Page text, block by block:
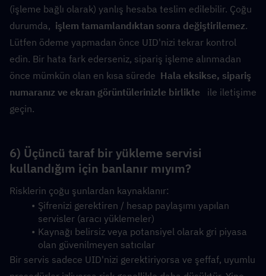
(işleme bağlı olarak) yanlış hesaba teslim edilebilir. Çoğu
durumda, işlem tamamlandıktan sonra değiştirilemez.
Lütfen ödeme yapmadan önce UID'nizi tekrar kontrol
edin. Bir hata fark ederseniz, sipariş işleme alınmadan
önce mümkün olan en kısa sürede Hala eksikse, sipariş
numaranız ve ekran görüntülerinizle birlikte
  ile iletişime
geçin.
6) Üçüncü taraf bir yükleme servisi
kullandığım için banlanır mıyım?
Risklerin çoğu şunlardan kaynaklanır:
Şifrenizi gerektiren / hesap paylaşımı yapılan
servisler (aracı yüklemeler)
Kaynağı belirsiz veya potansiyel olarak gri piyasa
olan güvenilmeyen satıcılar
Bir servis sadece UID'nizi gerektiriyorsa ve şeffaf, uyumlu